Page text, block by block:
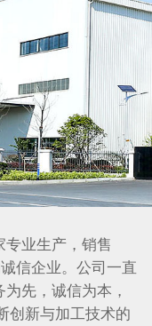
专业生产，销售
信企业。公司一直
先，诚信为本，
创新与加工技术的